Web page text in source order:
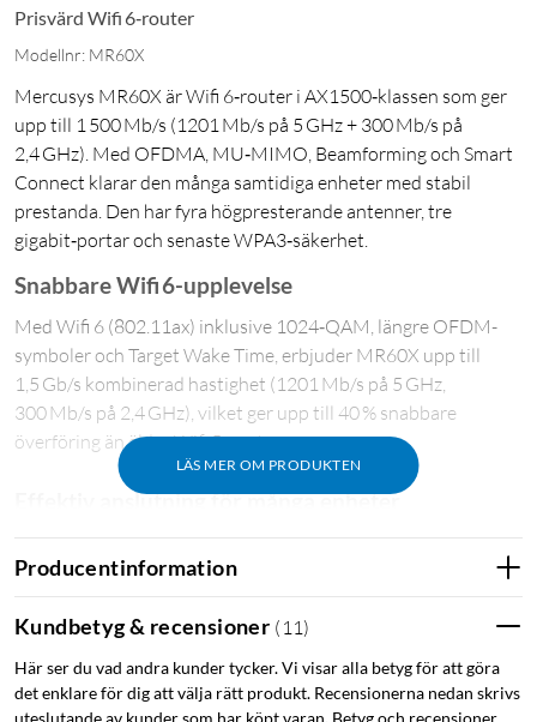
Prisvärd Wifi 6‑router
Modellnr: MR60X
Mercusys MR60X är Wifi 6‑router i AX1500‑klassen som ger
upp till 1 500 Mb/s (1201 Mb/s på 5 GHz + 300 Mb/s på
2,4 GHz). Med OFDMA, MU‑MIMO, Beamforming och Smart
Connect klarar den många samtidiga enheter med stabil
prestanda. Den har fyra högpresterande antenner, tre
gigabit‑portar och senaste WPA3‑säkerhet.
LÄS MER OM PRODUKTEN
Snabbare Wifi 6-upplevelse
Med Wifi 6 (802.11ax) inklusive 1024‑QAM, längre OFDM-
symboler och Target Wake Time, erbjuder MR60X upp till
1,5 Gb/s kombinerad hastighet (1201 Mb/s på 5 GHz,
300 Mb/s på 2,4 GHz), vilket ger upp till 40 % snabbare
överföring än äldre Wifi 5-routrar.
Effektiv anslutning för många enheter
OFDMA och MU‑MIMO möjliggör effektiv hantering av flera
användare som strömmar, spelar och arbetar samtidigt, vilket
ger upp till fyra gånger högre kapacitet .
Stabil räckvidd med Beamforming
De fyra fasta riktade antennerna (5 dBi) och Beamforming ger
Producentinformation
Kundbetyg & recensioner ( 11 )
Här ser du vad andra kunder tycker. Vi visar alla betyg för att göra
det enklare för dig att välja rätt produkt. Recensionerna nedan skrivs